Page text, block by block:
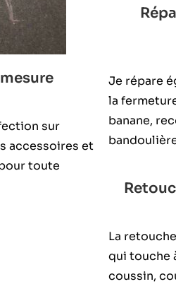
sur
accessoires et
toute
Je répare
la
banane,
La
qui touche
coussin,